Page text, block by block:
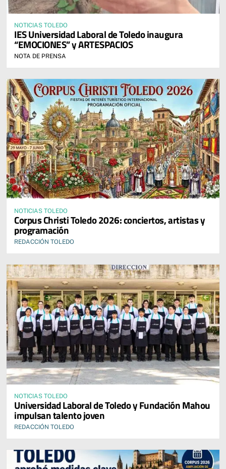
NOTICIAS TOLEDO
IES Universidad Laboral de Toledo inaugura
“EMOCIONES” y ARTESPACIOS
NOTA DE PRENSA
NOTICIAS TOLEDO
Corpus Christi Toledo 2026: conciertos, artistas y
programación
REDACCIÓN TOLEDO
NOTICIAS TOLEDO
Universidad Laboral de Toledo y Fundación Mahou
impulsan talento joven
REDACCIÓN TOLEDO